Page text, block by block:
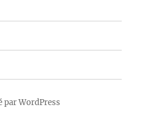
par WordPress